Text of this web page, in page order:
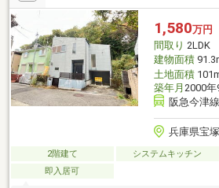
1,580万円
間取り 2LDK
建物面積
土地面積
築年月 2000
阪急今津
兵庫県宝
2階建て システムキッチン
即入居可